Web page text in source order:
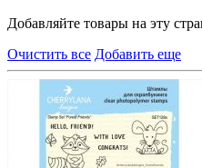
Добавляйте товары на эту
Очистить все Добавить еще